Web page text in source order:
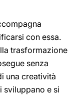
con essa.
trasformazione
senza
una creatività
sviluppano e si